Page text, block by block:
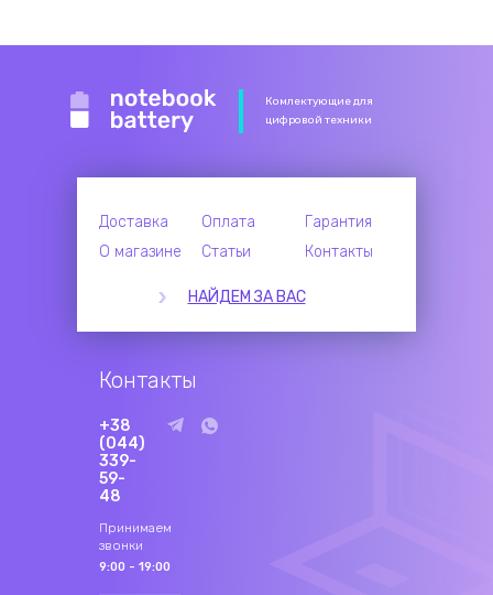
Комлектующие для
цифровой техники
Доставка Оплата
Гарантия
О магазине
Статьи Контакты
НАЙДЕМ ЗА ВАС
Контакты
+38
(044)
339-
59-
48
Принимаем
звонки
9:00 - 19:00